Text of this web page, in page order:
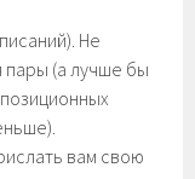
Не
пары (а лучше бы
вам свою